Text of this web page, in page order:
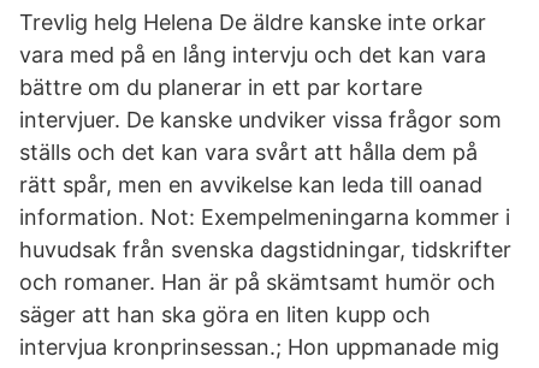
Trevlig helg Helena De äldre kanske inte orkar
vara med på en lång intervju och det kan vara
bättre om du planerar in ett par kortare
intervjuer. De kanske undviker vissa frågor som
ställs och det kan vara svårt att hålla dem på
rätt spår, men en avvikelse kan leda till oanad
information. Not: Exempelmeningarna kommer i
huvudsak från svenska dagstidningar, tidskrifter
och romaner. Han är på skämtsamt humör och
säger att han ska göra en liten kupp och
intervjua kronprinsessan.; Hon uppmanade mig